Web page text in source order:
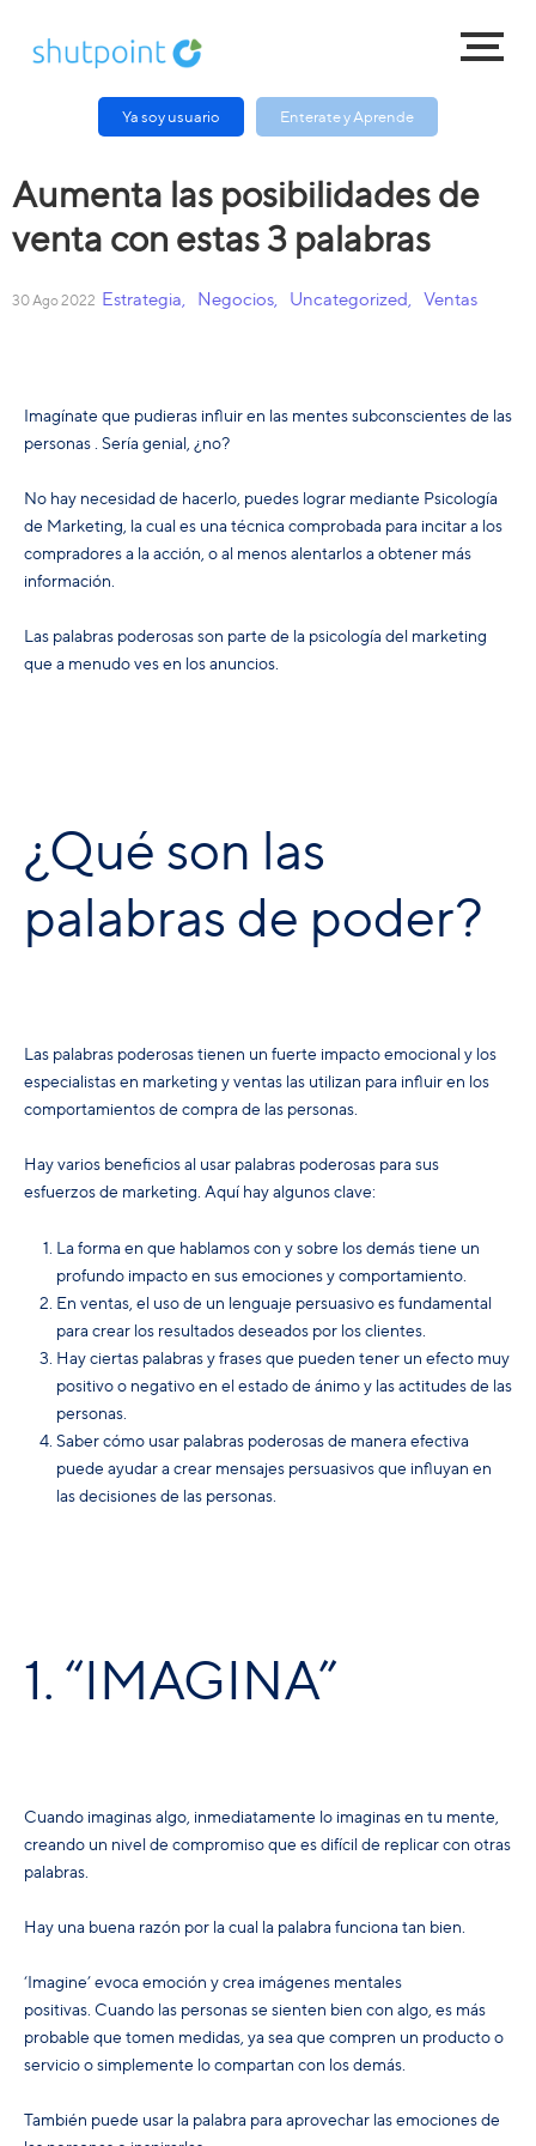
Ya soy usuario Enterate y Aprende
Aumenta las posibilidades de
venta con estas 3 palabras
30 Ago 2022 Estrategia Negocios Uncategorized Ventas
Imagínate que pudieras influir en las mentes subconscientes de las
personas . Sería genial, ¿no?
No hay necesidad de hacerlo, puedes lograr mediante Psicología
de Marketing, la cual es una técnica comprobada para incitar a los
compradores a la acción, o al menos alentarlos a obtener más
información.
Las palabras poderosas son parte de la psicología del marketing
que a menudo ves en los anuncios.
¿Qué son las
palabras de poder?
Las palabras poderosas tienen un fuerte impacto emocional y los
especialistas en marketing y ventas las utilizan para influir en los
comportamientos de compra de las personas.
Hay varios beneficios al usar palabras poderosas para sus
esfuerzos de marketing. Aquí hay algunos clave:
La forma en que hablamos con y sobre los demás tiene un
profundo impacto en sus emociones y comportamiento.
En ventas, el uso de un lenguaje persuasivo es fundamental
para crear los resultados deseados por los clientes.
Hayciertas palabras y frasesque pueden tener un efecto muy
positivo o negativo en el estado de ánimo y las actitudes de las
personas.
Saber cómo usar palabras poderosas de manera efectiva
puede ayudar a crear mensajes persuasivos que influyan en
las decisiones de las personas.
1. “IMAGINA”
Cuando imaginas algo, inmediatamente lo imaginas en tu mente,
creando un nivel de compromiso que es difícil de replicar con otras
palabras.
Hay una buena razón por la cual la palabra funciona tan bien.
‘Imagine’ evoca emoción y crea imágenes mentales
positivas. Cuando las personas se sienten bien con algo, es más
probable que tomen medidas, ya sea que compren un producto o
servicio o simplemente lo compartan con los demás.
También puede usar la palabra para aprovechar las emociones de